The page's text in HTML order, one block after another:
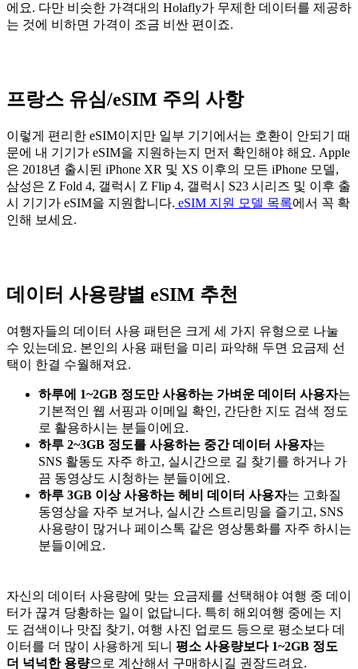
에요. 다만 비슷한 가격대의 Holafly가 무제한 데이터를 제공하
는 것에 비하면 가격이 조금 비싼 편이죠.
프랑스 유심/eSIM 주의 사항
이렇게 편리한 eSIM이지만 일부 기기에서는 호환이 안되기 때
문에 내 기기가 eSIM을 지원하는지 먼저 확인해야 해요. Apple
은 2018년 출시된 iPhone XR 및 XS 이후의 모든 iPhone 모델,
삼성은 Z Fold 4, 갤럭시 Z Flip 4, 갤럭시 S23 시리즈 및 이후 출
시 기기가 eSIM을 지원합니다. eSIM 지원 모델 목록에서 꼭 확
인해 보세요.
데이터 사용량별 eSIM 추천
여행자들의 데이터 사용 패턴은 크게 세 가지 유형으로 나눌
수 있는데요. 본인의 사용 패턴을 미리 파악해 두면 요금제 선
택이 한결 수월해져요.
하루에 1~2GB 정도만 사용하는 가벼운 데이터 사용자는
기본적인 웹 서핑과 이메일 확인, 간단한 지도 검색 정도
로 활용하시는 분들이에요.
하루 2~3GB 정도를 사용하는 중간 데이터 사용자는
SNS 활동도 자주 하고, 실시간으로 길 찾기를 하거나 가
끔 동영상도 시청하는 분들이에요.
하루 3GB 이상 사용하는 헤비 데이터 사용자는 고화질
동영상을 자주 보거나, 실시간 스트리밍을 즐기고, SNS
사용량이 많거나 페이스톡 같은 영상통화를 자주 하시는
분들이에요.
자신의 데이터 사용량에 맞는 요금제를 선택해야 여행 중 데이
터가 끊겨 당황하는 일이 없답니다. 특히 해외여행 중에는 지
도 검색이나 맛집 찾기, 여행 사진 업로드 등으로 평소보다 데
이터를 더 많이 사용하게 되니 평소 사용량보다 1~2GB 정도
더 넉넉한 용량으로 계산해서 구매하시길 권장드려요.